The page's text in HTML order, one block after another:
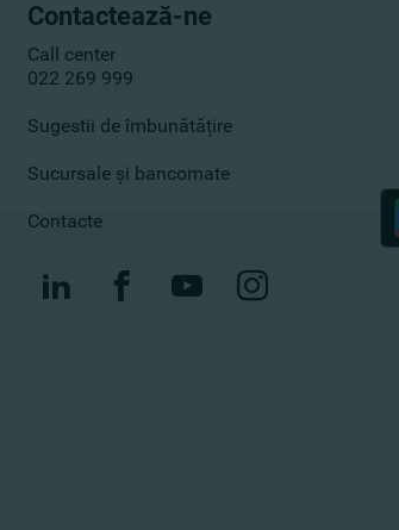
Contactează-ne
Call center
022 269 999
Sugestii de îmbunătățire
Sucursale și bancomate
Contacte